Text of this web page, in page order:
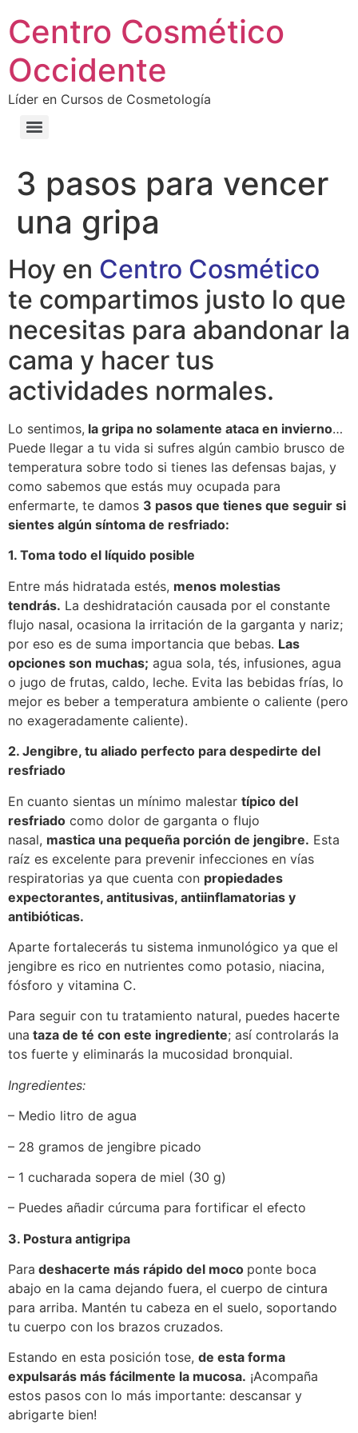
Centro Cosmético
Occidente
Líder en Cursos de Cosmetología
3 pasos para vencer
una gripa
Hoy en Centro Cosmético
te compartimos justo lo que
necesitas para abandonar la
cama y hacer tus
actividades normales.
Lo sentimos, la gripa no solamente ataca en invierno…
Puede llegar a tu vida si sufres algún cambio brusco de
temperatura sobre todo si tienes las defensas bajas, y
como sabemos que estás muy ocupada para
enfermarte, te damos 3 pasos que tienes que seguir si
sientes algún síntoma de resfriado:
1. Toma todo el líquido posible
Entre más hidratada estés, menos molestias
tendrás. La deshidratación causada por el constante
flujo nasal, ocasiona la irritación de la garganta y nariz;
por eso es de suma importancia que bebas. Las
opciones son muchas; agua sola, tés, infusiones, agua
o jugo de frutas, caldo, leche. Evita las bebidas frías, lo
mejor es beber a temperatura ambiente o caliente (pero
no exageradamente caliente).
2. Jengibre, tu aliado perfecto para despedirte del
resfriado
En cuanto sientas un mínimo malestar típico del
resfriado como dolor de garganta o flujo
nasal, mastica una pequeña porción de jengibre. Esta
raíz es excelente para prevenir infecciones en vías
respiratorias ya que cuenta con propiedades
expectorantes, antitusivas, antiinflamatorias y
antibióticas.
Aparte fortalecerás tu sistema inmunológico ya que el
jengibre es rico en nutrientes como potasio, niacina,
fósforo y vitamina C.
Para seguir con tu tratamiento natural, puedes hacerte
una taza de té con este ingrediente; así controlarás la
tos fuerte y eliminarás la mucosidad bronquial.
Ingredientes:
– Medio litro de agua
– 28 gramos de jengibre picado
– 1 cucharada sopera de miel (30 g)
– Puedes añadir cúrcuma para fortificar el efecto
3. Postura antigripa
Para deshacerte más rápido del moco ponte boca
abajo en la cama dejando fuera, el cuerpo de cintura
para arriba. Mantén tu cabeza en el suelo, soportando
tu cuerpo con los brazos cruzados.
Estando en esta posición tose, de esta forma
expulsarás más fácilmente la mucosa. ¡Acompaña
estos pasos con lo más importante: descansar y
abrigarte bien!